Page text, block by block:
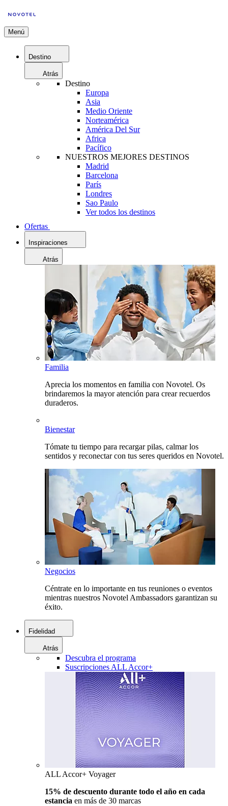
Menú
Destino
Atrás
Destino
Europa
Asia
Medio Oriente
Norteamérica
América Del Sur
Africa
Pacífico
NUESTROS MEJORES DESTINOS
Madrid
Barcelona
París
Londres
Sao Paulo
Ver todos los destinos
Ofertas
Inspiraciones
Atrás
Familia
Aprecia los momentos en familia con Novotel. Os
brindaremos la mayor atención para crear recuerdos
duraderos.
Bienestar
Tómate tu tiempo para recargar pilas, calmar los
sentidos y reconectar con tus seres queridos en Novotel.
Negocios
Céntrate en lo importante en tus reuniones o eventos
mientras nuestros Novotel Ambassadors garantizan su
éxito.
Fidelidad
Atrás
Descubra el programa
Suscripciones ALL Accor+
ALL Accor+ Voyager
15% de descuento durante todo el año en cada
estancia en más de 30 marcas